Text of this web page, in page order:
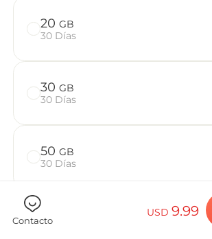
Elija su
Instale su
Disfrute
Conexión
20 GB
30 Días
30 GB
30 Días
50 GB
30 Días
Contacto
USD9.99